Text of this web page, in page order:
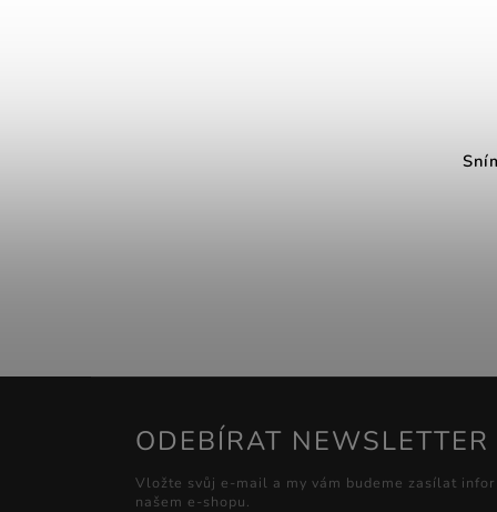
ODEBÍRAT NEWSLETTER
Vložte svůj e-mail a my vám budeme zasílat
našem e-shopu.